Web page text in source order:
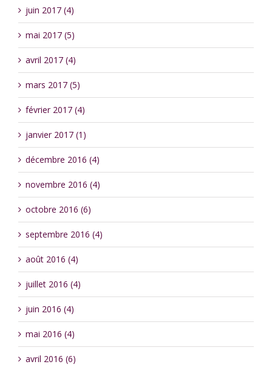
juin 2017 (4)
mai 2017 (5)
avril 2017 (4)
mars 2017 (5)
février 2017 (4)
janvier 2017 (1)
décembre 2016 (4)
novembre 2016 (4)
octobre 2016 (6)
septembre 2016 (4)
août 2016 (4)
juillet 2016 (4)
juin 2016 (4)
mai 2016 (4)
avril 2016 (6)